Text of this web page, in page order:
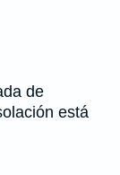
de
está